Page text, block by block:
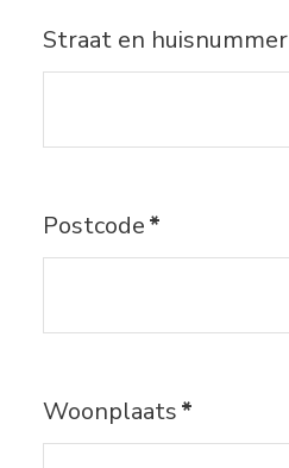
Straat en huisnummer
Postcode*
Woonplaats*